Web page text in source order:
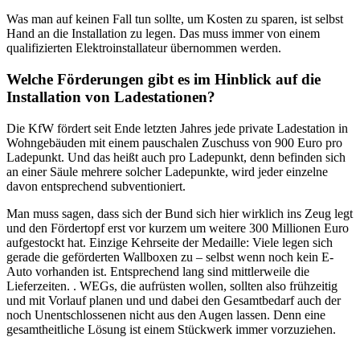
Was man auf keinen Fall tun sollte, um Kosten zu sparen, ist selbst
Hand an die Installation zu legen. Das muss immer von einem
qualifizierten Elektroinstallateur übernommen werden.
Welche Förderungen gibt es im Hinblick auf die
Installation von Ladestationen?
Die KfW fördert seit Ende letzten Jahres jede private Ladestation in
Wohngebäuden mit einem pauschalen Zuschuss von 900 Euro pro
Ladepunkt. Und das heißt auch pro Ladepunkt, denn befinden sich
an einer Säule mehrere solcher Ladepunkte, wird jeder einzelne
davon entsprechend subventioniert.
Man muss sagen, dass sich der Bund sich hier wirklich ins Zeug legt
und den Fördertopf erst vor kurzem um weitere 300 Millionen Euro
aufgestockt hat. Einzige Kehrseite der Medaille: Viele legen sich
gerade die geförderten Wallboxen zu – selbst wenn noch kein E-
Auto vorhanden ist. Entsprechend lang sind mittlerweile die
Lieferzeiten. . WEGs, die aufrüsten wollen, sollten also frühzeitig
und mit Vorlauf planen und und dabei den Gesamtbedarf auch der
noch Unentschlossenen nicht aus den Augen lassen. Denn eine
gesamtheitliche Lösung ist einem Stückwerk immer vorzuziehen.